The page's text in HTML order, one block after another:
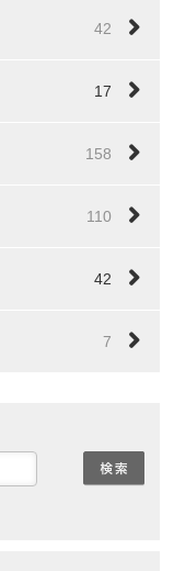
42
17
158
110
42
7